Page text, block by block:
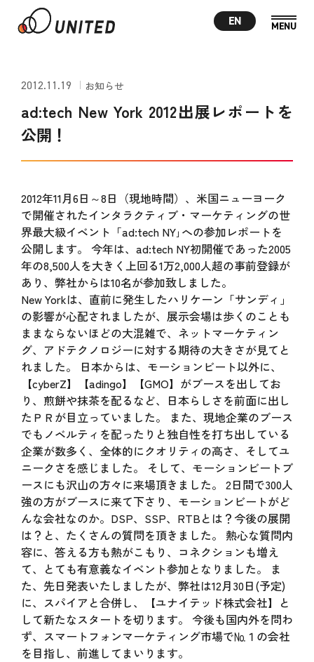
EN
2012.11.19 お知らせ
ad:tech New York 2012出展レポートを
公開！
2012年11月6日～8日（現地時間）、米国ニューヨーク
で開催されたインタラクティブ・マーケティングの世
界最大級イベント「ad:tech NY｣への参加レポートを
公開します。 今年は、ad:tech NY初開催であった2005
年の8,500人を大きく上回る1万2,000人超の事前登録が
あり、弊社からは10名が参加致しました。
New Yorkは、直前に発生したハリケーン「サンディ」
の影響が心配されましたが、展示会場は歩くのことも
ままならないほどの大混雑で、ネットマーケティン
グ、アドテクノロジーに対する期待の大きさが見てと
れました。 日本からは、モーションビート以外に、
【cyberZ】【adingo】【GMO】がブースを出してお
り、煎餅や抹茶を配るなど、日本らしさを前面に出し
たＰＲが目立っていました。 また、現地企業のブース
でもノベルティを配ったりと独自性を打ち出している
企業が数多く、全体的にクオリティの高さ、そしてユ
ニークさを感じました。 そして、モーションビートブ
ースにも沢山の方々に来場頂きました。 2日間で300人
強の方がブースに来て下さり、モーションビートがど
んな会社なのか。DSP、SSP、RTBとは？今後の展開
は？と、たくさんの質問を頂きました。 熱心な質問内
容に、答える方も熱がこもり、コネクションも増え
て、とても有意義なイベント参加となりました。 ま
た、先日発表いたしましたが、弊社は12月30日(予定)
に、スパイアと合併し、【ユナイテッド株式会社】と
して新たなスタートを切ります。 今後も国内外を問わ
ず、スマートフォンマーケティング市場で№１の会社
を目指し、前進してまいります。